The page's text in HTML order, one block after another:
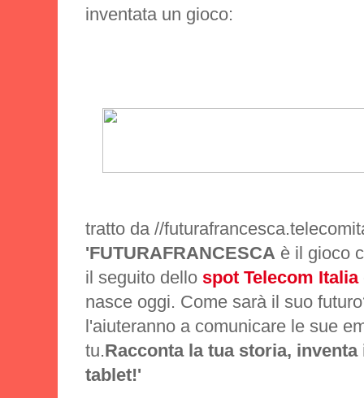
inventata un gioco:
tratto da //
'FUTURAFRANCESCA è il gioco
il seguito dello spot Telecom Italia
nasce oggi. Come sarà il suo
l'aiuteranno a comunicare le sue
tu.Racconta la tua storia,
tablet!'